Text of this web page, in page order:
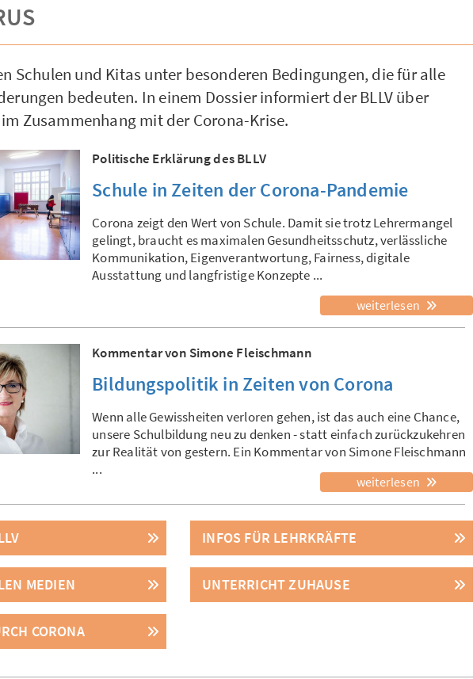
Schulen und Kitas unter besonderen Bedingungen, die für alle
bedeuten. In einem Dossier informiert der BLLV über
Zusammenhang mit der Corona-Krise.
Politische Erklärung des BLLV
Schule in Zeiten der Corona-Pandemie
Corona zeigt den Wert von Schule. Damit sie trotz Lehrermangel
gelingt, braucht es maximalen Gesundheitsschutz, verlässliche
Kommunikation, Eigenverantwortung, Fairness, digitale
Ausstattung und langfristige Konzepte ...
weiterlesen
Kommentar von Simone Fleischmann
Bildungspolitik in Zeiten von Corona
Wenn alle Gewissheiten verloren gehen, ist das auch eine Chance,
unsere Schulbildung neu zu denken - statt einfach zurückzukehren
zur Realität von gestern. Ein Kommentar von Simone Fleischmann
...
weiterlesen
INFOS FÜR LEHRKRÄFTE
MEDIEN UNTERRICHT ZUHAUSE
CORONA